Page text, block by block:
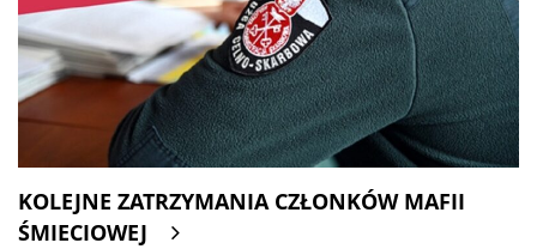
KOLEJNE ZATRZYMANIA CZŁONKÓW MAFII
ŚMIECIOWEJ